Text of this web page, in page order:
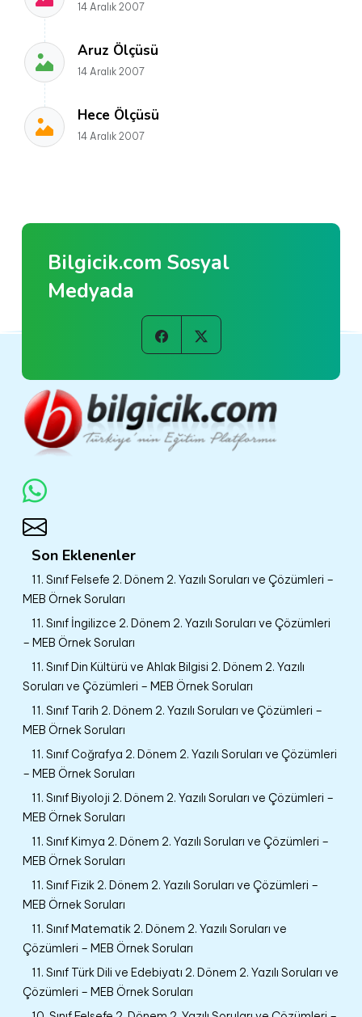
14 Aralık 2007
Aruz Ölçüsü
14 Aralık 2007
Hece Ölçüsü
14 Aralık 2007
Bilgicik.com Sosyal
Medyada
Son Eklenenler
11. Sınıf Felsefe 2. Dönem 2. Yazılı Soruları ve Çözümleri –
MEB Örnek Soruları
11. Sınıf İngilizce 2. Dönem 2. Yazılı Soruları ve Çözümleri
– MEB Örnek Soruları
11. Sınıf Din Kültürü ve Ahlak Bilgisi 2. Dönem 2. Yazılı
Soruları ve Çözümleri – MEB Örnek Soruları
11. Sınıf Tarih 2. Dönem 2. Yazılı Soruları ve Çözümleri –
MEB Örnek Soruları
11. Sınıf Coğrafya 2. Dönem 2. Yazılı Soruları ve Çözümleri
– MEB Örnek Soruları
11. Sınıf Biyoloji 2. Dönem 2. Yazılı Soruları ve Çözümleri –
MEB Örnek Soruları
11. Sınıf Kimya 2. Dönem 2. Yazılı Soruları ve Çözümleri –
MEB Örnek Soruları
11. Sınıf Fizik 2. Dönem 2. Yazılı Soruları ve Çözümleri –
MEB Örnek Soruları
11. Sınıf Matematik 2. Dönem 2. Yazılı Soruları ve
Çözümleri – MEB Örnek Soruları
11. Sınıf Türk Dili ve Edebiyatı 2. Dönem 2. Yazılı Soruları ve
Çözümleri – MEB Örnek Soruları